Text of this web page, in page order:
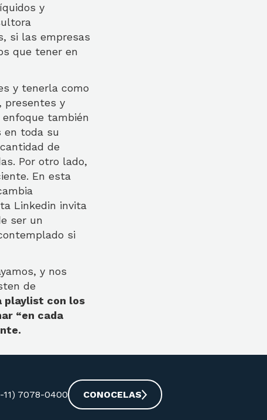
y
si las empresas
que tener en
y tenerla como
presentes y
también
en toda su
de
Por otro lado,
En esta
Linkedin invita
ser un
si
y nos
de
playlist con los
“en cada
11) 7078-0400 CONOCELAS